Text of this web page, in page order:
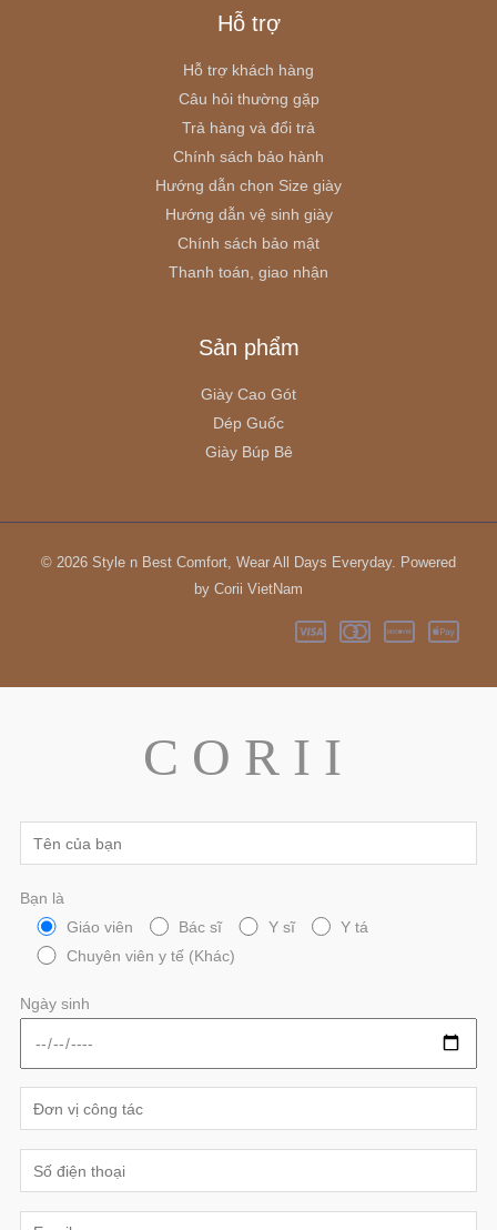
Hỗ trợ
Hỗ trợ khách hàng
Câu hỏi thường gặp
Trả hàng và đổi trả
Chính sách bảo hành
Hướng dẫn chọn Size giày
Hướng dẫn vệ sinh giày
Chính sách bảo mật
Thanh toán, giao nhận
Sản phẩm
Giày Cao Gót
Dép Guốc
Giày Búp Bê
© 2026 Style n Best Comfort, Wear All Days Everyday. Powered
by Corii VietNam
C O R I I
Bạn là
Giáo viên
Bác sĩ Y sĩ
Y tá
Chuyên viên y tế (Khác)
Ngày sinh